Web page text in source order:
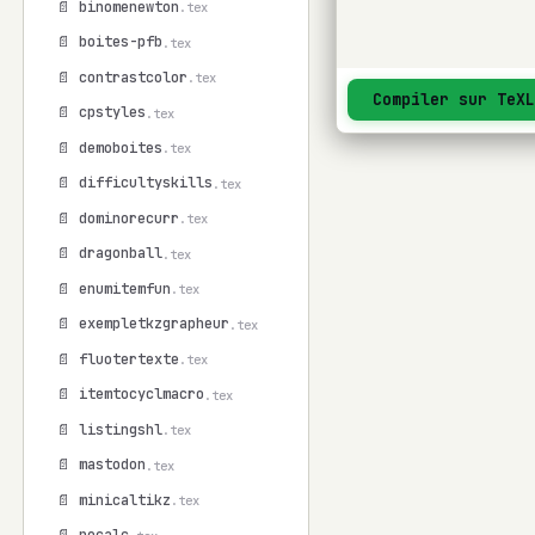
📄 binomenewton .tex
📄 boites-pfb .tex
📄 contrastcolor .tex
📄 cpstyles .tex
📄 demoboites .tex
📄 difficultyskills .tex
📄 dominorecurr .tex
📄 dragonball.tex
📄 enumitemfun .tex
📄 exempletkzgrapheur .tex
📄 fluotertexte .tex
📄 itemtocyclmacro .tex
📄 listingshl.tex
📄 mastodon .tex
📄 minicaltikz .tex
Compiler sur